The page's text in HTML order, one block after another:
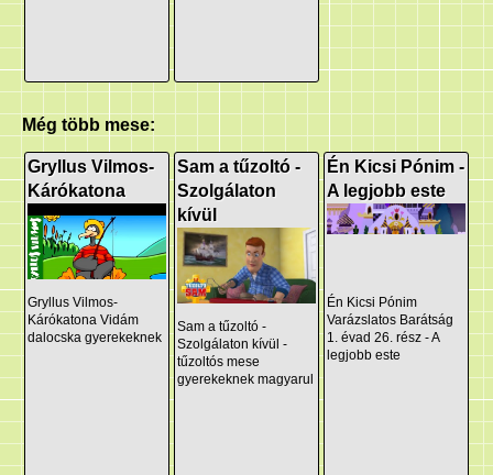
Még több mese:
Gryllus Vilmos-
Kárókatona
Gryllus Vilmos-
Kárókatona Vidám
dalocska gyerekeknek
Sam a tűzoltó -
Szolgálaton
kívül
Sam a tűzoltó -
Szolgálaton kívül -
tűzoltós mese
gyerekeknek magyarul
Én Kicsi Pónim -
A legjobb este
Én Kicsi Pónim
Varázslatos Barátság
1. évad 26. rész - A
legjobb este